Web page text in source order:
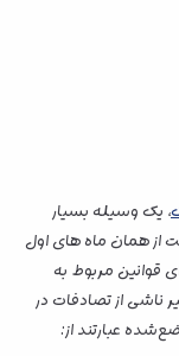
، یک وسیله‌ بسیار
از همان ماه های اول
قوانین مربوط به
ناشی از تصادفات در